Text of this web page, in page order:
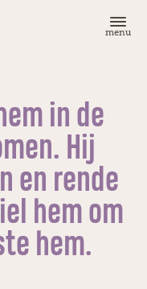
menu
in de
Hij
en rende
hem om
hem.